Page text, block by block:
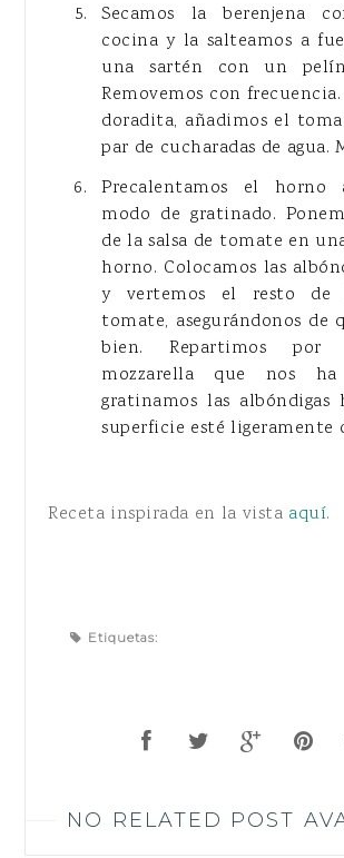
Secamos la berenjena
cocina y la salteamos a
una sartén con un
Removemos con
doradita, añadimos el
par de cucharadas de agua.
Precalentamos el horno
modo de gratinado.
de la salsa de tomate en
horno. Colocamos las
y vertemos el resto de
tomate, asegurándonos de
bien. Repartimos por
mozzarella que nos
gratinamos las albóndigas
superficie esté ligeramente
Receta inspirada en la vista aquí.
Etiquetas:
NO RELATED POST